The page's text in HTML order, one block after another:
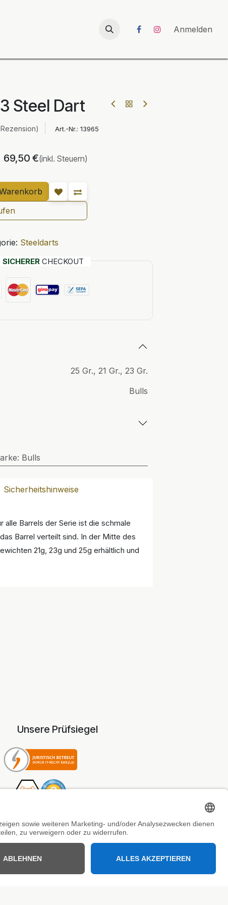
UNICORN-Launch 2026 Anmelden
Steel Dart
Art.-Nr.: 13965
69,50 €(inkl. Steuern)
Steeldarts
SICHERERCHECKOUT
25 Gr., 21 Gr., 23 Gr.
Bulls
: Bulls
Sicherheitshinweise
Barrels der Serie ist die schmale
Barrel verteilt sind. In der Mitte des
21g, 23g und 25g erhältlich und
Unsere Prüfsiegel